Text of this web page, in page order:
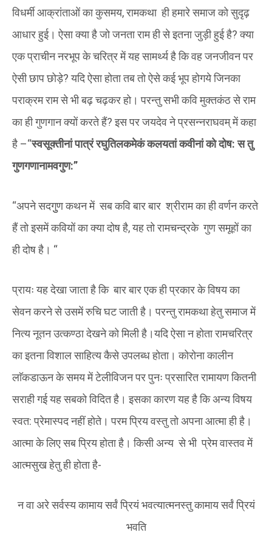
विधर्मी आक्रांताओं का कुसमय, रामकथा ही हमारे समाज को सुदृढ़
आधार हुई। ऐसा क्या है जो जनता राम ही से इतना जुड़ी हुई है? क्या
एक प्राचीन नरभूप के चरित्र में यह सामर्थ्य है कि वह जनजीवन पर
ऐसी छाप छोड़े? यदि ऐसा होता तब तो ऐसे कई भूप होगये जिनका
पराक्रम राम से भी बढ़ चढ़कर हो। परन्तु सभी कवि मुक्तकंठ से राम
का ही गुणगान क्यों करते हैं? इस पर जयदेव ने प्रसन्नराघवम् में कहा
है –“स्वसूक्तीनां पात्रं रघुतिलकमेकं कलयतां कवीनां को दोष: स तु
गुणगणानामवगुण:”
“अपने सदगुुण कथन में सब कवि बार बार श्रीराम का ही वर्णन करते
हैं तो इसमें कवियों का क्या दोष है, यह तो रामचन्द्रके गुण समूहों का
ही दोष है। “
प्रायः यह देखा जाता है कि बार बार एक ही प्रकार के विषय का
सेवन करने से उसमें रुचि घट जाती है। परन्तु रामकथा हेतु समाज में
नित्य नूतन उत्कण्ठा देखने को मिली है।यदि ऐसा न होता रामचरित्र
का इतना विशाल साहित्य कैसे उपलब्ध होता। कोरोना कालीन
लाॅकडाऊन के समय में टेलीविजन पर पुनः प्रसारित रामायण कितनी
सराही गई यह सबको विदित है। इसका कारण यह है कि अन्य विषय
स्वत: प्रेमास्पद नहीं होते। परम प्रिय वस्तु तो अपना आत्मा ही है।
आत्मा के लिए सब प्रिय होता है। किसी अन्य से भी प्रेम वास्तव में
आत्मसुख हेतु ही होता है-
न वा अरे सर्वस्य कामाय सर्वं प्रियं भवत्यात्मनस्तु कामाय सर्वं प्रियं
भवति